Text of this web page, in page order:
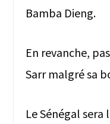
Bamba Dieng.
En revanche,
Sarr malgré sa
Le Sénégal